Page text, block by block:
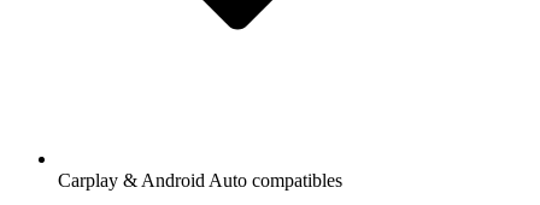
Carplay & Android Auto compatibles